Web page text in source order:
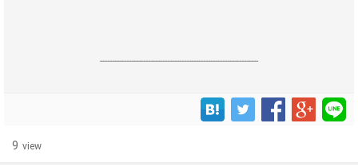
------------------------------------------------------------------
9 view